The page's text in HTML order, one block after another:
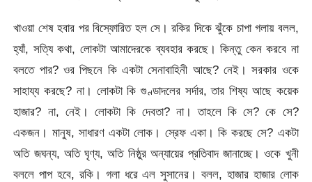
খাওয়া শেষ হবার পর বিস্ফোরিত হল সে। রকির দিকে ঝুঁকে চাপা গলায় বলল,
হ্যাঁ, সত্যি কথা, লোকটা আমাদেরকে ব্যবহার করছে। কিন্তু কেন করবে না
বলতে পার? ওর পিছনে কি একটা সেনাবাহিনী আছে? নেই। সরকার ওকে
সাহায্য করছে? না। লোকটা কি গুণ্ডাদলের সর্দার, তার শিষ্য আছে কয়েক
হাজার? না, নেই। লোকটা কি দেবতা? না। তাহলে কি সে? কে সে?
একজন। মানুষ, সাধারণ একটা লোক। স্রেফ একা। কি করছে সে? একটা
অতি জঘন্য, অতি ঘৃণ্য, অতি নিষ্ঠুর অন্যায়ের প্রতিবাদ জানাচ্ছে। ওকে খুনী
বললে পাপ হবে, রকি। গলা ধরে এল সুসানের। বলল, হাজার হাজার লোক